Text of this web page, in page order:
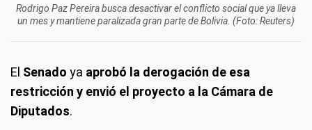
Rodrigo Paz Pereira busca desactivar el conflicto social que ya lleva
un mes y mantiene paralizada gran parte de Bolivia. (Foto: Reuters)
El Senado ya aprobó la derogación de esa
restricción y envió el proyecto a la Cámara de
Diputados.